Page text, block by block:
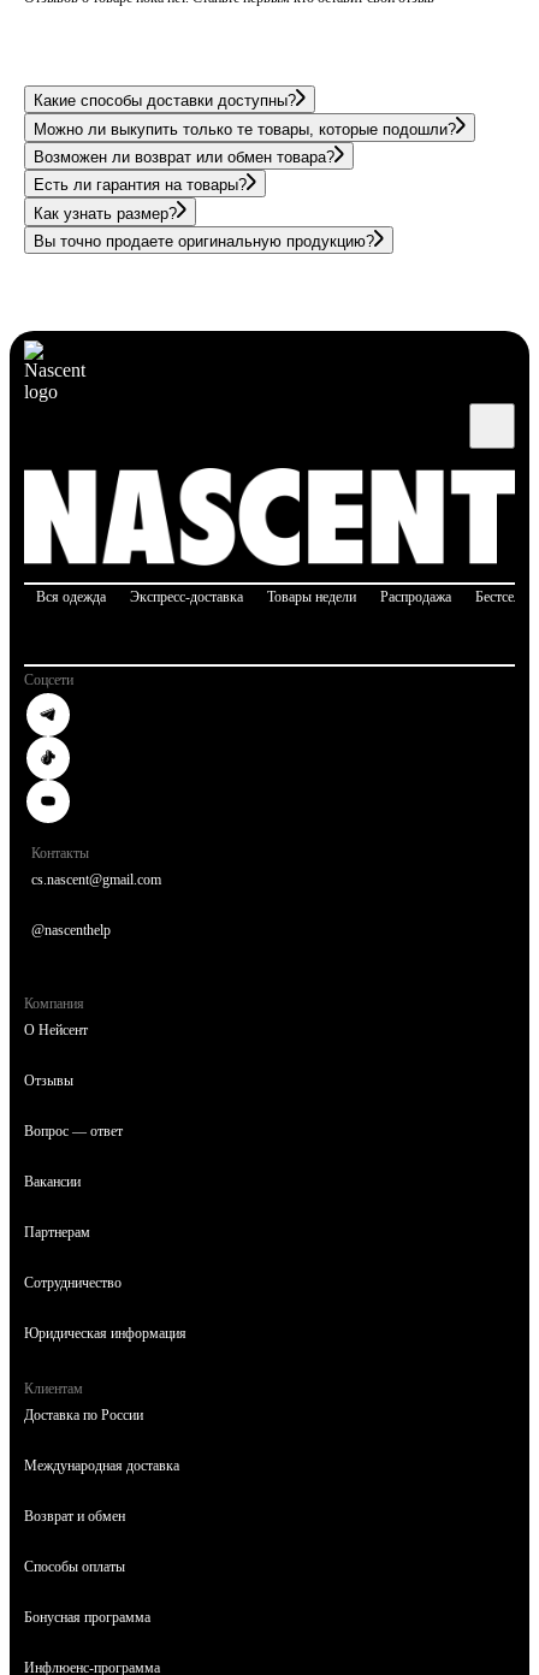
Какие способы доставки доступны?
Можно ли выкупить только те товары, которые подошли?
Возможен ли возврат или обмен товара?
Есть ли гарантия на товары?
Как узнать размер?
Вы точно продаете оригинальную продукцию?
Вся одежда Экспресс-доставка Товары недели Распродажа
Соцсети
Контакты
cs.nascent@gmail.com
@nascenthelp
Компания
О Нейсент
Отзывы
Вопрос — ответ
Вакансии
Партнерам
Сотрудничество
Юридическая информация
Клиентам
Доставка по России
Международная доставка
Возврат и обмен
Способы оплаты
Бонусная программа
Инфлюенс-программа